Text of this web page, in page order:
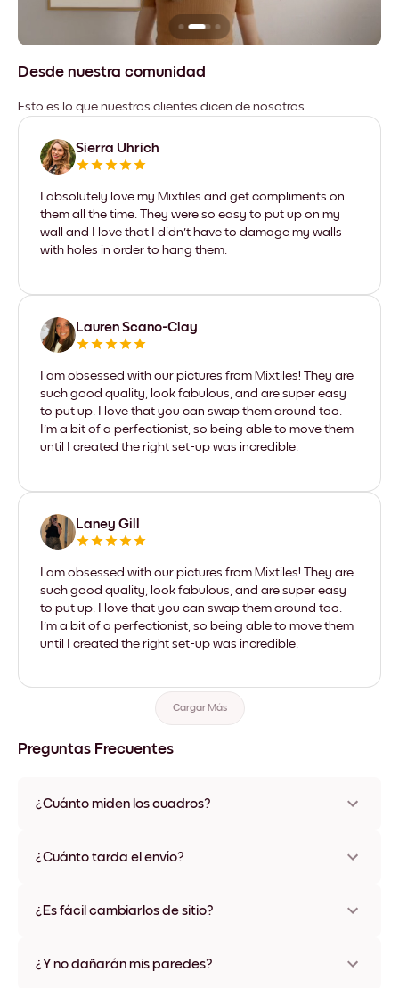
Desde nuestra comunidad
Esto es lo que nuestros clientes dicen de nosotros
Sierra Uhrich
I absolutely love my Mixtiles and get compliments on
them all the time. They were so easy to put up on my
wall and I love that I didn't have to damage my walls
with holes in order to hang them.
Lauren Scano-Clay
I am obsessed with our pictures from Mixtiles! They are
such good quality, look fabulous, and are super easy
to put up. I love that you can swap them around too.
I'm a bit of a perfectionist, so being able to move them
until I created the right set-up was incredible.
Laney Gill
I am obsessed with our pictures from Mixtiles! They are
such good quality, look fabulous, and are super easy
to put up. I love that you can swap them around too.
I'm a bit of a perfectionist, so being able to move them
until I created the right set-up was incredible.
Cargar Más
Preguntas Frecuentes
¿Cuánto miden los cuadros?
varios materiales y colores de marco, incluidas opciones sin
¿Cuánto tarda el envío?
disponibles en algunos países. Te enviaremos un número de
¿Es fácil cambiarlos de sitio?
ningún daño
¿Y no dañarán mis paredes?